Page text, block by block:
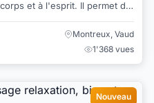
et à l'esprit. Il permet de
Montreux, Vaud
1'368 vues
Nouveau